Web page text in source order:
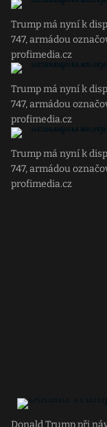
Trump má nyní k
747, armádou
profimedia.cz
Trump má nyní k
747, armádou
profimedia.cz
Trump má nyní k
747, armádou
profimedia.cz
Donald Trump při